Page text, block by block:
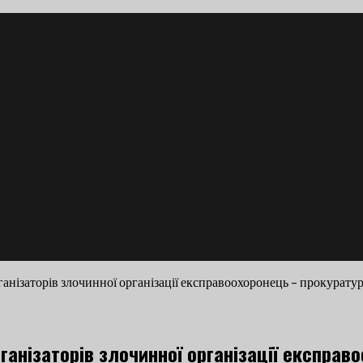
злочинної організації експравоохоронець –
злочинної організації